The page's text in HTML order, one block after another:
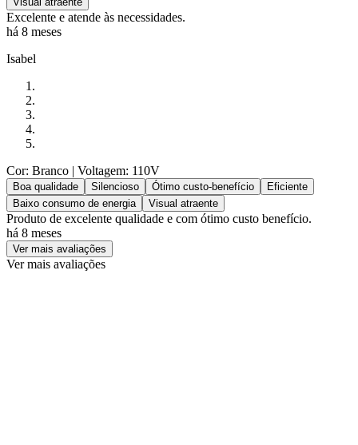
Excelente e atende às necessidades.
há 8 meses
Isabel
Cor: Branco | Voltagem: 110V
Boa qualidade Silencioso Ótimo custo-benefício
Eficiente
Baixo consumo de energia
Visual atraente
Produto de excelente qualidade e com ótimo custo benefício.
há 8 meses
Ver mais avaliações
Ver mais avaliações